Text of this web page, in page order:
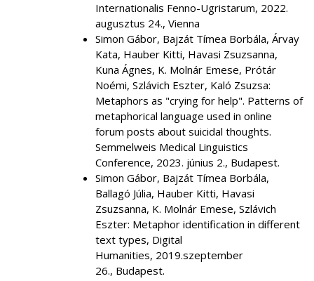
Internationalis Fenno-Ugristarum, 2022.
augusztus 24., Vienna
Simon Gábor, Bajzát Tímea Borbála, Árvay
Kata, Hauber Kitti, Havasi Zsuzsanna,
Kuna Ágnes, K. Molnár Emese, Prótár
Noémi, Szlávich Eszter, Kaló Zsuzsa:
Metaphors as "crying for help". Patterns of
metaphorical language used in online
forum posts about suicidal thoughts.
Semmelweis Medical Linguistics
Conference, 2023. június 2., Budapest.
Simon Gábor, Bajzát Tímea Borbála,
Ballagó Júlia, Hauber Kitti, Havasi
Zsuzsanna, K. Molnár Emese, Szlávich
Eszter: Metaphor identification in different
text types, Digital
Humanities, 2019.szeptember
26., Budapest.